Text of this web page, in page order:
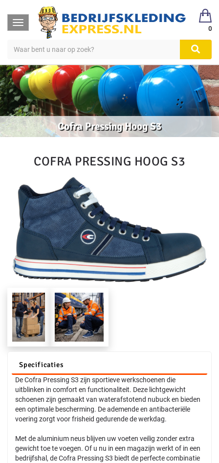
Toggle
navigation
0
Cofra Pressing Hoog S3
COFRA PRESSING HOOG S3
Specificaties
De Cofra Pressing S3 zijn sportieve werkschoenen die
uitblinken in comfort en functionaliteit. Deze lichtgewicht
schoenen zijn gemaakt van waterafstotend nubuck en bieden
een optimale bescherming. De ademende en antibacteriële
voering zorgt voor frisheid gedurende de werkdag.
Met de aluminium neus blijven uw voeten veilig zonder extra
gewicht toe te voegen. Of u nu in een magazijn werkt of in een
bedrijfshal, de Cofra Pressing S3 biedt de perfecte combinatie